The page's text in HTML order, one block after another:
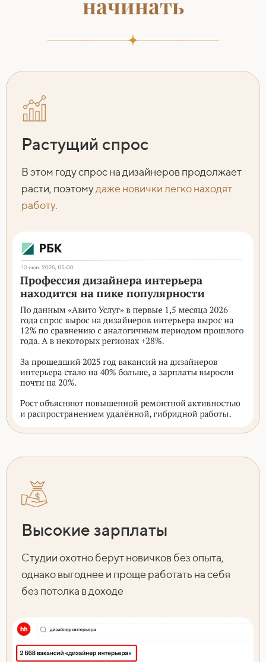
Растущий спрос
В этом году спрос на дизайнеров продолжает
расти, поэтомудаже новички легко находят
работу.
Высокие зарплаты
Студии охотно берут новичков без опыта,
однако выгоднее и проще работать на себя
без потолка в доходе